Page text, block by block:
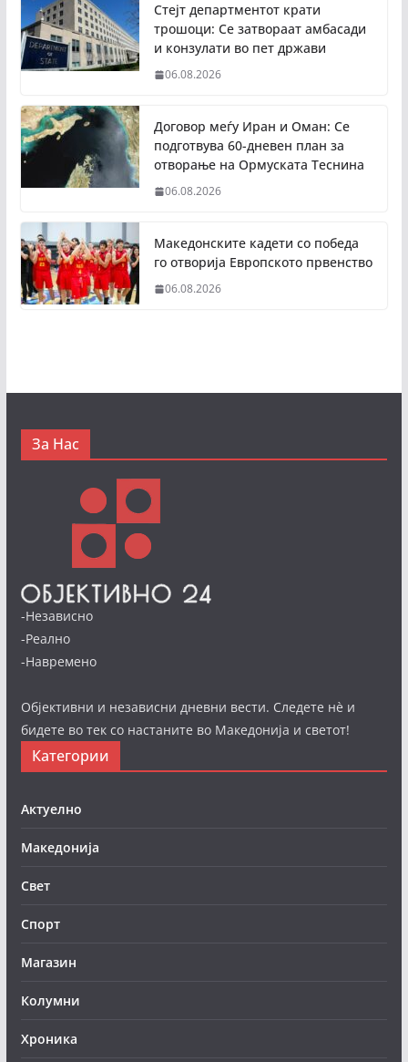
Стејт департментот крати
трошоци: Се затвораат амбасади
и конзулати во пет држави
06.08.2026
Договор меѓу Иран и Оман: Се
подготвува 60-дневен план за
отворање на Ормуската Теснина
06.08.2026
Македонските кадети со победа
го отворија Европското првенство
06.08.2026
За Нас
-Независно
-Реално
-Навремено
Објективни и независни дневни вести. Следете нè и
бидете во тек со настаните во Македонија и светот!
Категории
Актуелно
Македонија
Свет
Спорт
Магазин
Колумни
Хроника